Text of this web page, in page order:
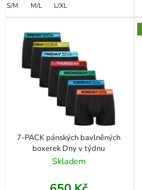
S/M M/L L/XL
7-PACK pánských bavlněných
boxerek Dny v týdnu
Skladem